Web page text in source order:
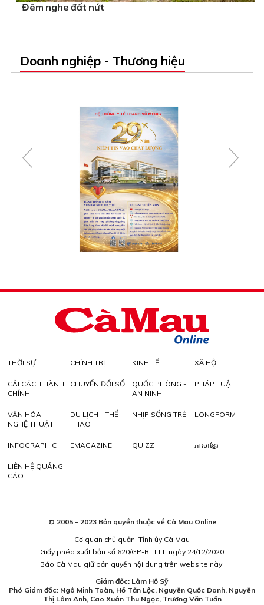
Đêm nghe đất nứt
Doanh nghiệp - Thương hiệu
THỜI SỰ CHÍNH TRỊ KINH TẾ XÃ HỘI
CẢI CÁCH HÀNH
CHÍNH
CHUYỂN ĐỔI SỐ
QUỐC PHÒNG -
AN NINH
PHÁP LUẬT
VĂN HÓA -
NGHỆ THUẬT
DU LỊCH - THỂ
THAO
NHỊP SỐNG TRẺ LONGFORM
INFOGRAPHIC EMAGAZINE QUIZZ ភាសាខ្មែរ
LIÊN HỆ QUẢNG
CÁO
© 2005 - 2023 Bản quyền thuộc về Cà Mau Online
Cơ quan chủ quản: Tỉnh ủy Cà Mau
Giấy phép xuất bản số 620/GP-BTTTT, ngày 24/12/2020
Báo Cà Mau giữ bản quyền nội dung trên website này.
Giám đốc: Lâm Hồ Sỹ
Phó Giám đốc: Ngô Minh Toàn, Hồ Tấn Lộc, Nguyễn Quốc Danh, Nguyễn
Thị Lâm Anh, Cao Xuân Thu Ngọc, Trương Văn Tuấn